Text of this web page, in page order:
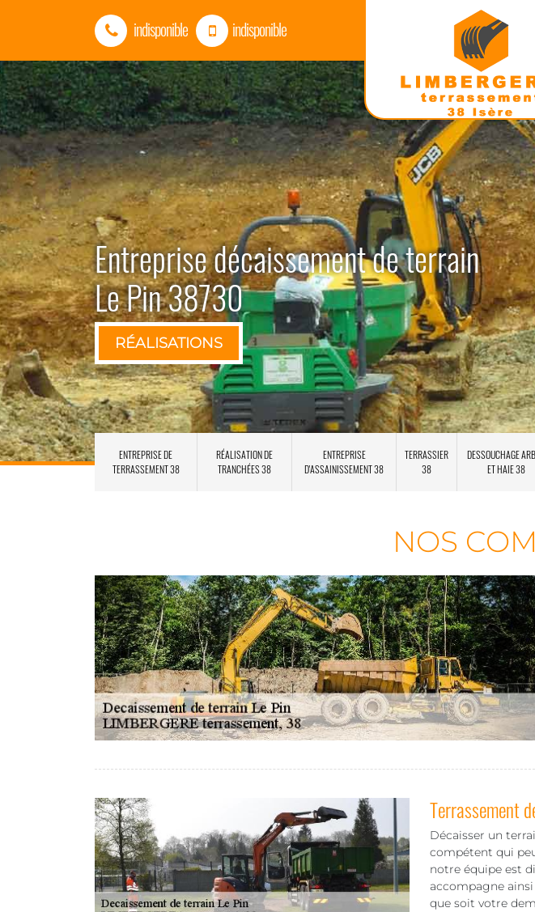
indisponible indisponible
Entreprise décaissement de terrain
Le Pin 38730
RÉALISATIONS
ENTREPRISE DE
TERRASSEMENT 38
RÉALISATION DE
TRANCHÉES 38
ENTREPRISE
D'ASSAINISSEMENT 38
TERRASSIER
38
DESSOUCHAGE
ET HAIE 38
NOS
Terrassement
Décaisser un
compétent qui
notre équipe est
accompagne
que soit votre